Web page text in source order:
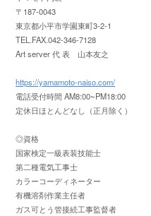
〒187-0043
東京都小平市学園東町3-2-1
TEL.FAX.042-346-7128
Art server 代 表 山本友之
https://yamamoto-naiso.com/
電話受付時間 AM8:00~PM18:00
定休日ほとんどなし（正月除く）
◎資格
国家検定一級表装技能士
第二種電気工事士
カラーコーディネーター
有機溶剤作業主任者
ガス可とう管接続工事監督者